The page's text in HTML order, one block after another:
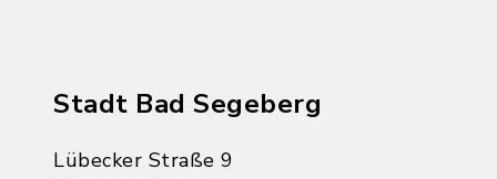
Stadt Bad Segeberg
Lübecker Straße 9